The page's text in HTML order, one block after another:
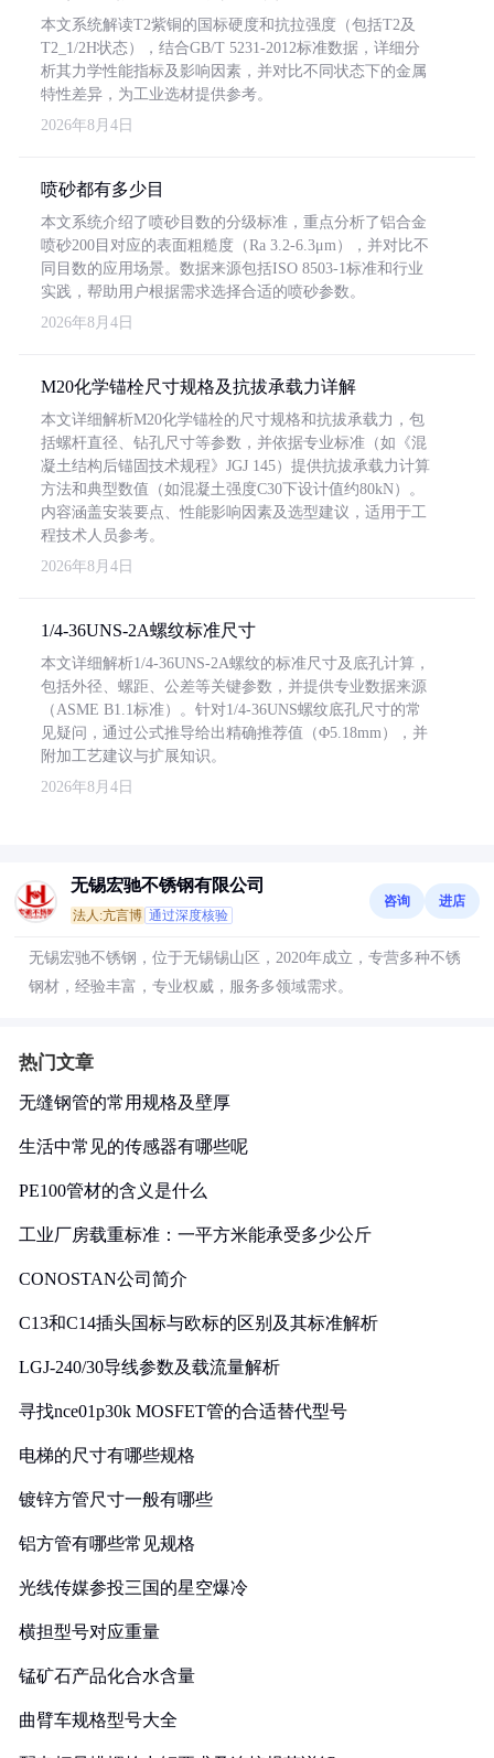
本文系统解读T2紫铜的国标硬度和抗拉强度（包括T2及
T2_1/2H状态），结合GB/T 5231-2012标准数据，详细分
析其力学性能指标及影响因素，并对比不同状态下的金属
特性差异，为工业选材提供参考。
2026年8月4日
喷砂都有多少目
本文系统介绍了喷砂目数的分级标准，重点分析了铝合金
喷砂200目对应的表面粗糙度（Ra 3.2-6.3μm），并对比不
同目数的应用场景。数据来源包括ISO 8503-1标准和行业
实践，帮助用户根据需求选择合适的喷砂参数。
2026年8月4日
M20化学锚栓尺寸规格及抗拔承载力详解
本文详细解析M20化学锚栓的尺寸规格和抗拔承载力，包
括螺杆直径、钻孔尺寸等参数，并依据专业标准（如《混
凝土结构后锚固技术规程》JGJ 145）提供抗拔承载力计算
方法和典型数值（如混凝土强度C30下设计值约80kN）。
内容涵盖安装要点、性能影响因素及选型建议，适用于工
程技术人员参考。
2026年8月4日
1/4-36UNS-2A螺纹标准尺寸
本文详细解析1/4-36UNS-2A螺纹的标准尺寸及底孔计算，
包括外径、螺距、公差等关键参数，并提供专业数据来源
（ASME B1.1标准）。针对1/4-36UNS螺纹底孔尺寸的常
见疑问，通过公式推导给出精确推荐值（Φ5.18mm），并
附加工艺建议与扩展知识。
2026年8月4日
无锡宏驰不锈钢有限公司
法人:亢言博 通过深度核验
咨询 进店
无锡宏驰不锈钢，位于无锡锡山区，2020年成立，专营多种不锈
钢材，经验丰富，专业权威，服务多领域需求。
热门文章
无缝钢管的常用规格及壁厚
生活中常见的传感器有哪些呢
PE100管材的含义是什么
工业厂房载重标准：一平方米能承受多少公斤
CONOSTAN公司简介
C13和C14插头国标与欧标的区别及其标准解析
LGJ-240/30导线参数及载流量解析
寻找nce01p30k MOSFET管的合适替代型号
电梯的尺寸有哪些规格
镀锌方管尺寸一般有哪些
铝方管有哪些常见规格
光线传媒参投三国的星空爆冷
横担型号对应重量
锰矿石产品化合水含量
曲臂车规格型号大全